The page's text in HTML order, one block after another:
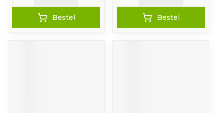
Bestel Bestel